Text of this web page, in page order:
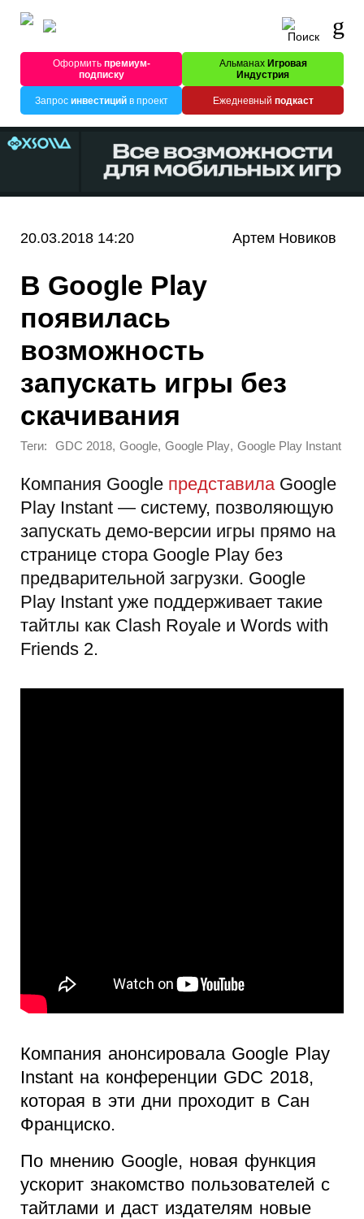
Оформитьпремиум-
подписку
Альманах Игровая
Индустрия
Запрос инвестицийв проект Ежедневный подкаст
20.03.2018 14:20 Артем Новиков
В Google Play
появилась
возможность
запускать игры без
скачивания
Теги: GDC 2018, Google, Google Play, Google Play Instant
Компания Google представила Google
Play Instant — систему, позволяющую
запускать демо-версии игры прямо на
странице стора Google Play без
предварительной загрузки. Google
Play Instant уже поддерживает такие
тайтлы как Clash Royale и Words with
Friends 2.
Компания анонсировала Google Play
Instant на конференции GDC 2018,
которая в эти дни проходит в Сан
Франциско.
По мнению Google, новая функция
ускорит знакомство пользователей с
тайтлами и даст издателям новые